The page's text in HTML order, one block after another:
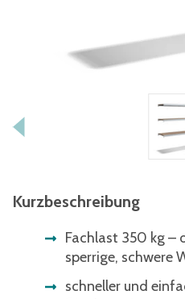
Kurzbeschreibung
Fachlast 350 kg –
sperrige, schwere
schneller und